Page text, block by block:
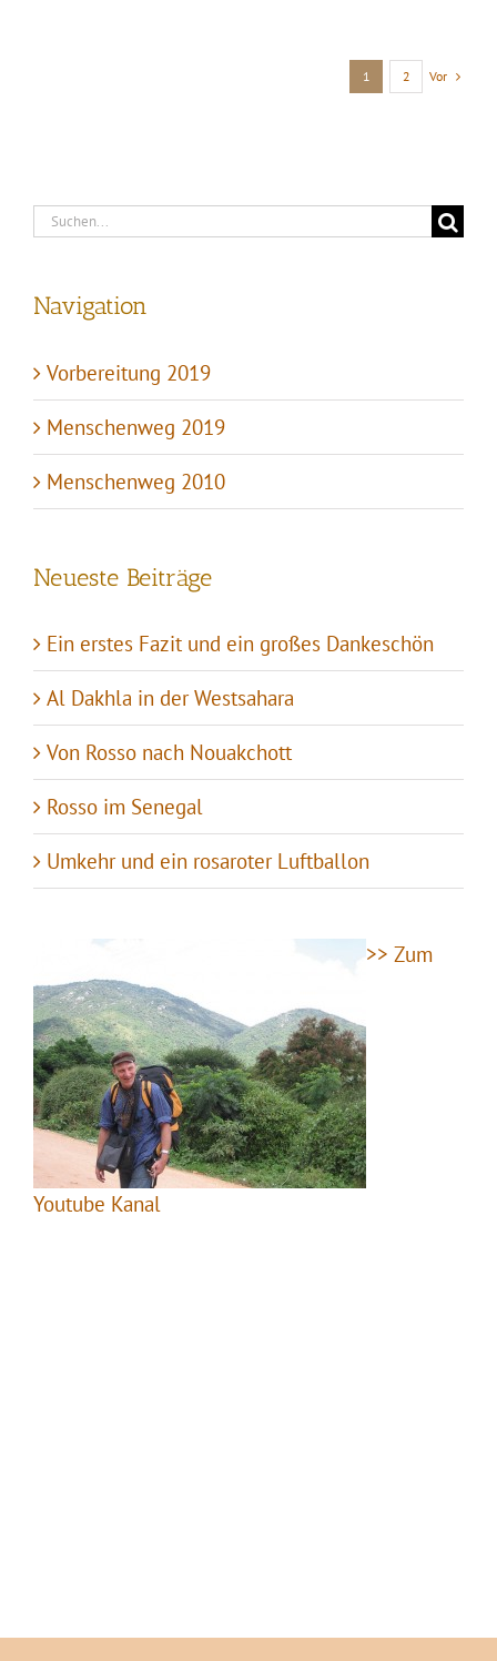
Heimatpfad
1 2 Vor
Suche
Navigation
Vorbereitung 2019
Menschenweg 2019
Menschenweg 2010
Neueste Beiträge
Ein erstes Fazit und ein großes Dankeschön
Al Dakhla in der Westsahara
Von Rosso nach Nouakchott
Rosso im Senegal
Umkehr und ein rosaroter Luftballon
>> Zum
Youtube Kanal